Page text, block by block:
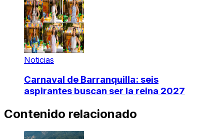
Noticias
Carnaval de Barranquilla: seis
aspirantes buscan ser la reina 2027
Contenido relacionado